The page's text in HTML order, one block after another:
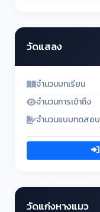
วัดแสลง
จำนวนบทเรียน
จำนวนการเข้าถึง
จำนวนแบบทดสอบ
วัดแก่งหางแมว